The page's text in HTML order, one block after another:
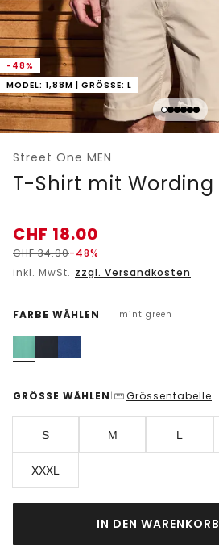
-48%
MODEL: 1,88M | GRÖSSE: L
Street One MEN
T-Shirt mit Wording
CHF 18.00
CHF34.90-48%
inkl. MwSt. zzgl. Versandkosten
FARBE WÄHLEN | mint green
GRÖSSE WÄHLEN | Grössentabelle
S M L
XXXL
IN DEN WARENKORB